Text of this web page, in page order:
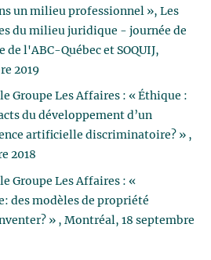
un milieu professionnel », Les
du milieu juridique - journée de
l'ABC-Québec et SOQUIJ,
2019
Groupe Les Affaires : « Éthique :
du développement d’un
artificielle discriminatoire? » ,
2018
Groupe Les Affaires : «
des modèles de propriété
» , Montréal, 18 septembre